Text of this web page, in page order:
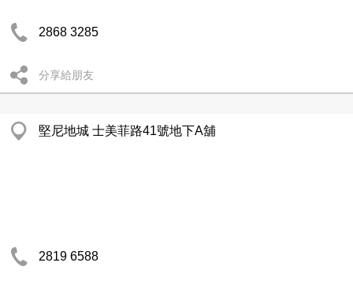
2868 3285
分享給朋友
堅尼地城 士美菲路41號地下A舖
2819 6588